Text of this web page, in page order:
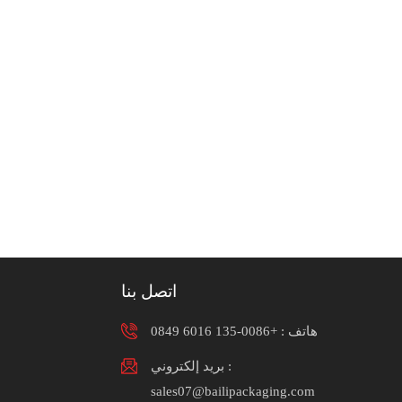
اتصل بنا
هاتف :+0086-135 6016 0849
بريد إلكتروني :
sales07@bailipackaging.com